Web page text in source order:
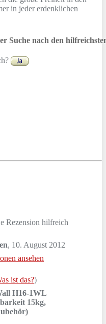
in jeder erdenklichen
Suche nach den
Rezension hilfreich
, 10. August 2012
ansehen
ist das?)
H16-1WL
15kg,